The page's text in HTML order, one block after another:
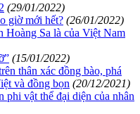
(29/01/2022)
giờ mới hết? (26/01/2022)
Hoàng Sa là của Việt Nam
(15/01/2022)
thân xác đồng bào, phá
và đồng bọn (20/12/2021)
phi vật thể đại diện của nhân